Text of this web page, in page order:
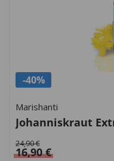
-40%
Marishanti
Johanniskraut
24,90€
16,90€